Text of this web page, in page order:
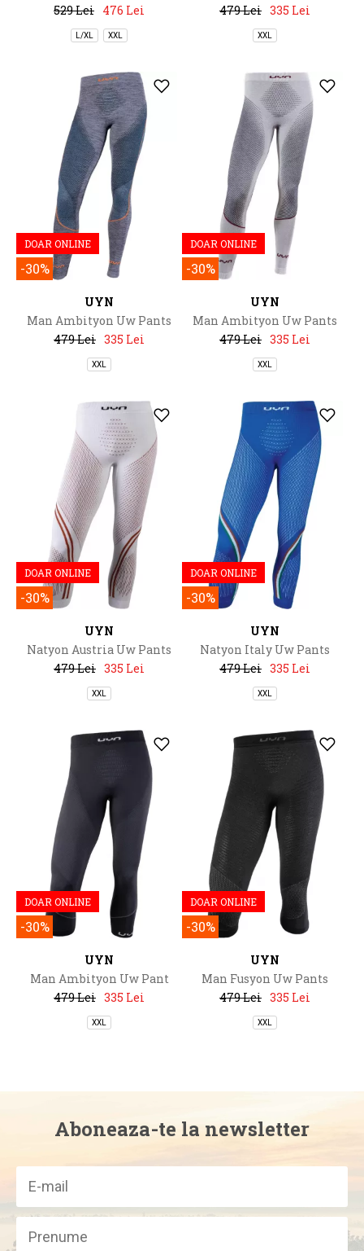
Medium
529 Lei 476 Lei
L/XL XXL
Long
479 Lei 335 Lei
XXL
DOAR ONLINE
-30%
UYN
Man Ambityon Uw Pants
Long Melange
479 Lei 335 Lei
XXL
DOAR ONLINE
-30%
UYN
Man Ambityon Uw Pants
Long Melange
479 Lei 335 Lei
XXL
DOAR ONLINE
-30%
UYN
Natyon Austria Uw Pants
Medium
479 Lei 335 Lei
XXL
DOAR ONLINE
-30%
UYN
Natyon Italy Uw Pants
Medium
479 Lei 335 Lei
XXL
DOAR ONLINE
-30%
UYN
Man Ambityon Uw Pant
Medium
479 Lei 335 Lei
XXL
DOAR ONLINE
-30%
UYN
Man Fusyon Uw Pants
Medium
479 Lei 335 Lei
XXL
Aboneaza-te la newsletter